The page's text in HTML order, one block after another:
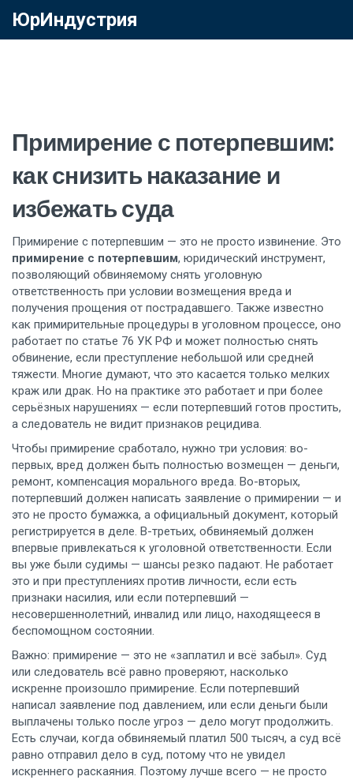
ЮрИндустрия
Примирение с потерпевшим:
как снизить наказание и
избежать суда
Примирение с потерпевшим — это не просто извинение. Это
примирение с потерпевшим, юридический инструмент,
позволяющий обвиняемому снять уголовную
ответственность при условии возмещения вреда и
получения прощения от пострадавшего. Также известно
как примирительные процедуры в уголовном процессе, оно
работает по статье 76 УК РФ и может полностью снять
обвинение, если преступление небольшой или средней
тяжести. Многие думают, что это касается только мелких
краж или драк. Но на практике это работает и при более
серьёзных нарушениях — если потерпевший готов простить,
а следователь не видит признаков рецидива.
Чтобы примирение сработало, нужно три условия: во-
первых, вред должен быть полностью возмещен — деньги,
ремонт, компенсация морального вреда. Во-вторых,
потерпевший должен написать заявление о примирении — и
это не просто бумажка, а официальный документ, который
регистрируется в деле. В-третьих, обвиняемый должен
впервые привлекаться к уголовной ответственности. Если
вы уже были судимы — шансы резко падают. Не работает
это и при преступлениях против личности, если есть
признаки насилия, или если потерпевший —
несовершеннолетний, инвалид или лицо, находящееся в
беспомощном состоянии.
Важно: примирение — это не «заплатил и всё забыл». Суд
или следователь всё равно проверяют, насколько
искренне произошло примирение. Если потерпевший
написал заявление под давлением, или если деньги были
выплачены только после угроз — дело могут продолжить.
Есть случаи, когда обвиняемый платил 500 тысяч, а суд всё
равно отправил дело в суд, потому что не увидел
искреннего раскаяния. Поэтому лучше всего — не просто